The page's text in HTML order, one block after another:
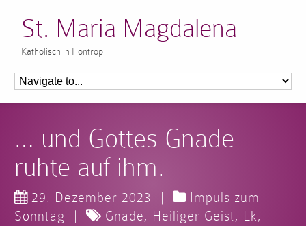
St. Maria Magdalena
Katholisch in Höntrop
… und Gottes Gnade
ruhte auf ihm.
29. Dezember 2023 |
Impuls zum
Sonntag
| Gnade, Heiliger Geist, Lk,